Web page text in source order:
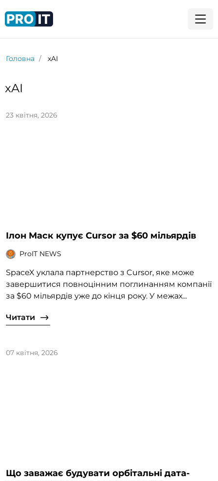
Головна xAI
xAI
23 квітня, 2026
Ілон Маск купує Cursor за $60 мільярдів
ProIT NEWS
SpaceX уклала партнерство з Cursor, яке може
завершитися повноцінним поглинанням компанії
за $60 мільярдів уже до кінця року. У межах...
Читати
07 квітня, 2026
Що заважає будувати орбітальні дата-